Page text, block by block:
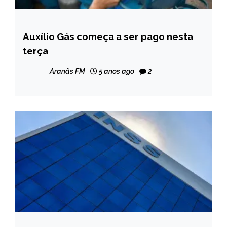
BRASIL
NOTÍCIAS
Auxílio Gás começa a ser pago nesta
terça
Aranãs FM 5 anos ago 2